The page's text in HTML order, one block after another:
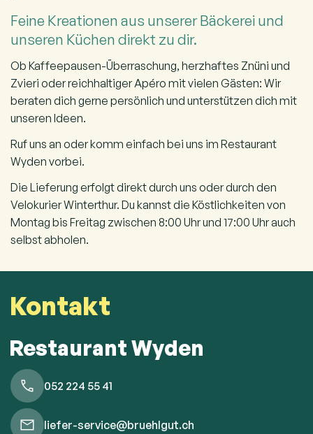
Feine Kreationen aus unserer Bäckerei und
unseren Küchen direkt zu dir.
Ob Kaffeepausen-Überraschung, herzhaftes Znüni und
Zvieri oder reichhaltiger Apéro mit vielen Gästen: Wir
beraten dich gerne persönlich und unterstützen dich mit
unseren Ideen.
Ruf uns an oder komm einfach bei uns im Restaurant
Wyden vorbei.
Die Lieferung erfolgt direkt durch uns oder durch den
Velokurier Winterthur. Du kannst die Köstlichkeiten von
Montag bis Freitag zwischen 8:00 Uhr und 17:00 Uhr auch
selbst abholen.
Kontakt
Restaurant Wyden
052 224 55 41
liefer-service@bruehlgut.ch